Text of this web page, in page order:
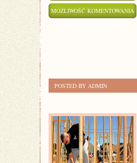
MOŻLIWOŚĆ KOMENTOWANIA
POSTED BY ADMIN